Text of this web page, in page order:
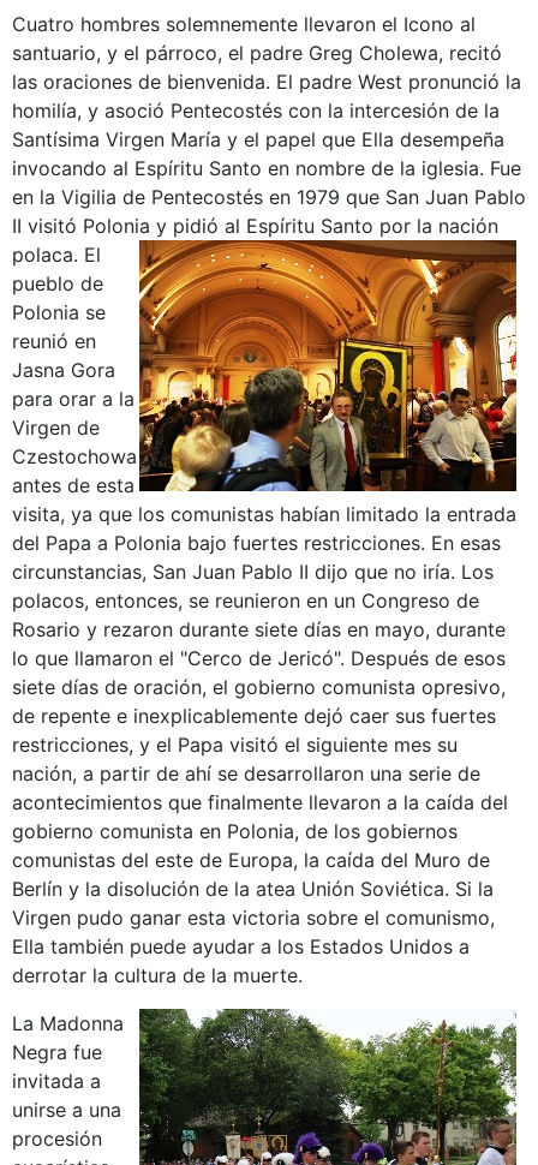
Cuatro hombres solemnemente llevaron el Icono al
santuario, y el párroco, el padre Greg Cholewa, recitó
las oraciones de bienvenida. El padre West pronunció la
homilía, y asoció Pentecostés con la intercesión de la
Santísima Virgen María y el papel que Ella desempeña
invocando al Espíritu Santo en nombre de la iglesia. Fue
en la Vigilia de Pentecostés en 1979 que San Juan Pablo
II visitó Polonia y pidió al Espíritu Santo por la nación
polaca. El
pueblo de
Polonia se
reunió en
Jasna Gora
para orar a la
Virgen de
Czestochowa
antes de esta
visita, ya que los comunistas habían limitado la entrada
del Papa a Polonia bajo fuertes restricciones. En esas
circunstancias, San Juan Pablo II dijo que no iría. Los
polacos, entonces, se reunieron en un Congreso de
Rosario y rezaron durante siete días en mayo, durante
lo que llamaron el "Cerco de Jericó". Después de esos
siete días de oración, el gobierno comunista opresivo,
de repente e inexplicablemente dejó caer sus fuertes
restricciones, y el Papa visitó el siguiente mes su
nación, a partir de ahí se desarrollaron una serie de
acontecimientos que finalmente llevaron a la caída del
gobierno comunista en Polonia, de los gobiernos
comunistas del este de Europa, la caída del Muro de
Berlín y la disolución de la atea Unión Soviética. Si la
Virgen pudo ganar esta victoria sobre el comunismo,
Ella también puede ayudar a los Estados Unidos a
derrotar la cultura de la muerte.
La Madonna
Negra fue
invitada a
unirse a una
procesión